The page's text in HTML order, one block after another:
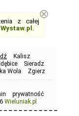
z całej
Wystaw.pl .
⊗
Kalisz
Sieradz
Wola Zgierz
prywatność
Wieluniak.pl